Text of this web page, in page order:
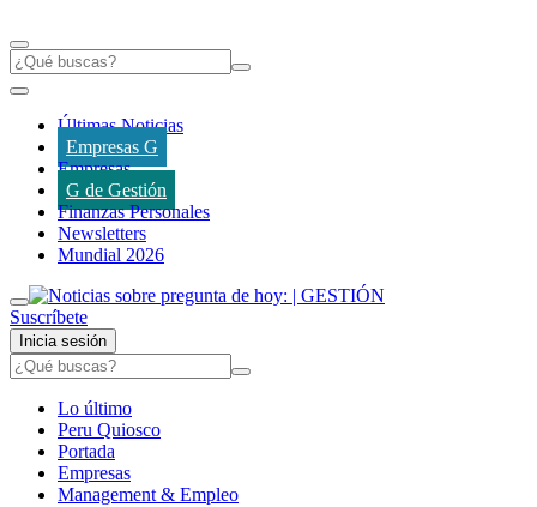
Últimas Noticias
Empresas G
Empresas
G de Gestión
Finanzas Personales
Newsletters
Mundial 2026
Suscríbete
Inicia sesión
Lo último
Peru Quiosco
Portada
Empresas
Management & Empleo